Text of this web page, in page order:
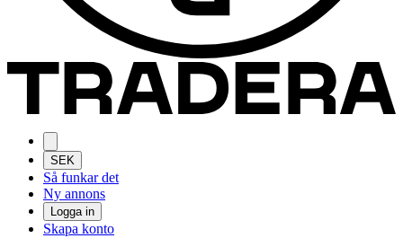
SEK
Så funkar det
Ny annons
Logga in
Skapa konto